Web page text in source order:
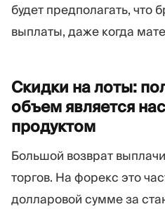
будет предполагать, что
выплаты, даже когда
Скидки на лоты:
объем является
продуктом
Большой возврат
торгов. На форекс это
долларовой сумме за